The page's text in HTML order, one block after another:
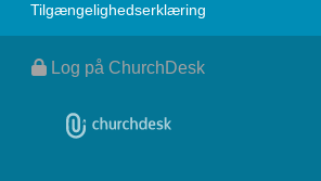
Tilgængelighedserklæring
Log på ChurchDesk